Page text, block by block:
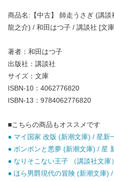
商品名:【中古】 師走うさぎ (講
龍之介) / 和田はつ子 / 講談社 [文
著者：和田はつ子
出版社：講談社
サイズ：文庫
ISBN-10：4062776820
ISBN-13：9784062776820
■こちらの商品もオススメです
● マイ国家 改版 (新潮文庫) / 星新
● ボンボンと悪夢 (新潮文庫) / 星
● なりそこない王子 （講談社文
● ほら男爵現代の冒険 (新潮文庫)